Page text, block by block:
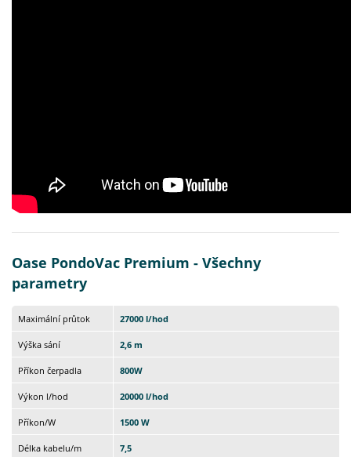
Oase PondoVac Premium - Všechny
parametry
Maximální průtok 27000 l/hod
Výška sání 2,6 m
Příkon čerpadla 800W
Výkon l/hod 20000 l/hod
Příkon/W 1500 W
Délka kabelu/m 7,5